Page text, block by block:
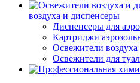
воздуха и диспенсеры
Диспенсеры для
Картриджи
Освежители воздуха
Освежители для